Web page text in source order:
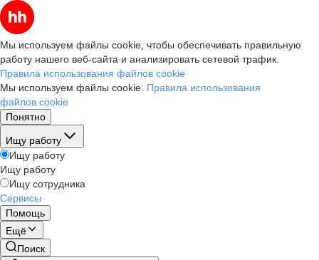
Мы используем файлы cookie, чтобы обеспечивать правильную
работу нашего веб-сайта и анализировать сетевой трафик.
Правила использования файлов cookie
Мы используем файлы cookie. Правила использования
файлов cookie
Понятно
Ищу работу
Ищу работу
Ищу работу
Ищу сотрудника
Сервисы
Помощь
Ещё
Поиск